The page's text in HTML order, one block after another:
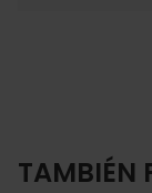
TAMBIÉN